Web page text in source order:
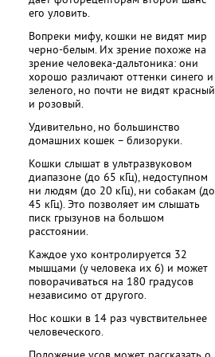
его уловить.
Вопреки мифу, кошки не видят мир
черно-белым. Их зрение похоже на
зрение человека-дальтоника: они
хорошо различают оттенки синего и
зеленого, но почти не видят красный
и розовый.
Удивительно, но большинство
домашних кошек – близоруки.
Кошки слышат в ультразвуковом
диапазоне (до 65 кГц), недоступном
ни людям (до 20 кГц), ни собакам (до
45 кГц). Это позволяет им слышать
писк грызунов на большом
расстоянии.
Каждое ухо контролируется 32
мышцами (у человека их 6) и может
поворачиваться на 180 градусов
независимо от другого.
Нос кошки в 14 раз чувствительнее
человеческого.